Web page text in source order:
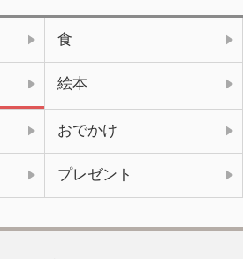
食
絵本
おでかけ
プレゼント